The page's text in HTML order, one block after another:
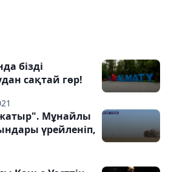
бізді
сақтай гөр!
Мұнайлы
үрейленіп,